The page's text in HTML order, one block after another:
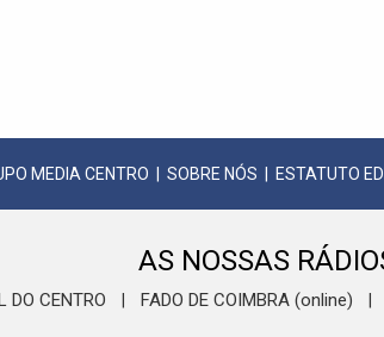
MEDIA CENTRO SOBRE NÓS ESTATUTO
AS NOSSAS
DO CENTRO FADO DE COIMBRA (online)